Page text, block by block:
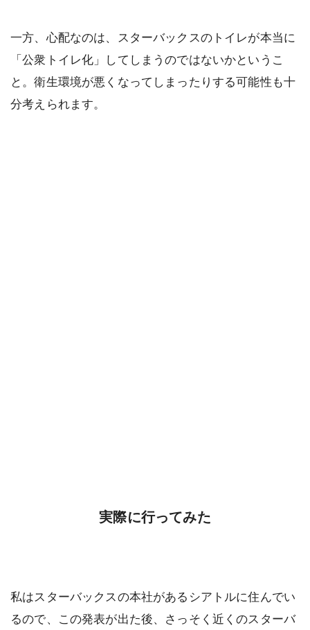
一方、心配なのは、スターバックスのトイレが本当に
「公衆トイレ化」してしまうのではないかというこ
と。衛生環境が悪くなってしまったりする可能性も十
分考えられます。
実際に行ってみた
私はスターバックスの本社があるシアトルに住んでい
るので、この発表が出た後、さっそく近くのスターバ